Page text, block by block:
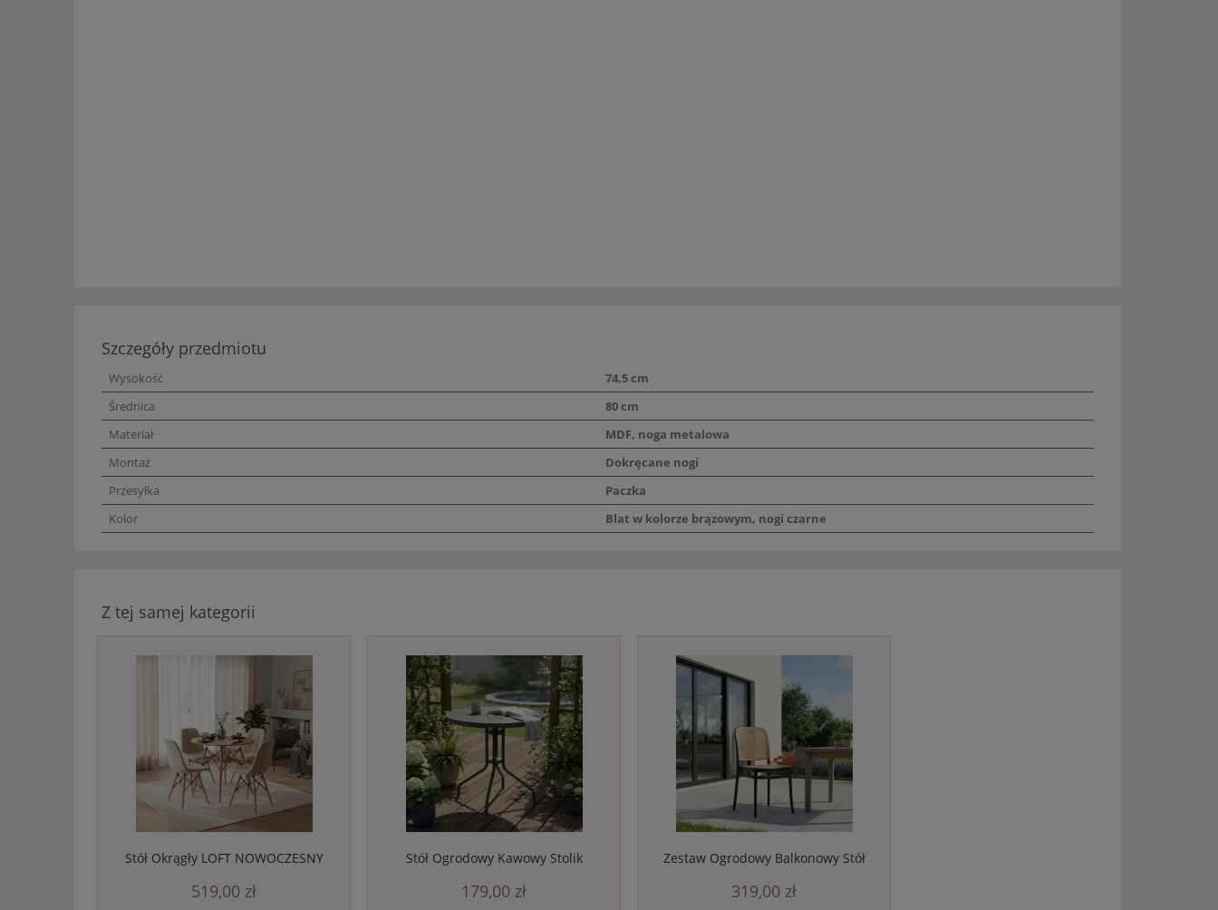
Szczegóły przedmiotu
Wysokość
74,5 cm
Średnica
80 cm
Materiał
MDF, noga metalowa
Montaż
Dokręcane nogi
Przesyłka
Paczka
Kolor
Blat w kolorze brązowym, nogi czarne
Z tej samej kategorii
Stół Okrągły LOFT NOWOCZESNY
Beżowe Do Salonu
519,00 zł
Stół Ogrodowy Kawowy Stolik
Działkę Czarny
179,00 zł
Zestaw Ogrodowy Balkonowy Stół
Mocne BOHO
319,00 zł